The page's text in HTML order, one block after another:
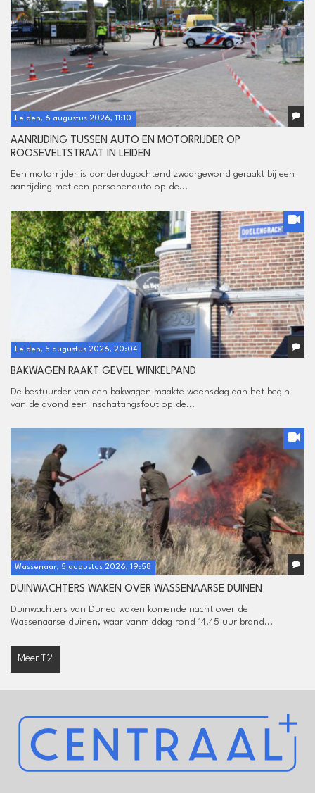
Leiden, 6 augustus 2026, 11:10
AANRIJDING TUSSEN AUTO EN MOTORRIJDER OP
ROOSEVELTSTRAAT IN LEIDEN
Een motorrijder is donderdagochtend zwaargewond geraakt bij een
aanrijding met een personenauto op de...
Leiden, 5 augustus 2026, 20:04
BAKWAGEN RAAKT GEVEL WINKELPAND
De bestuurder van een bakwagen maakte woensdag aan het begin
van de avond een inschattingsfout op de...
Wassenaar, 5 augustus 2026, 19:58
DUINWACHTERS WAKEN OVER WASSENAARSE DUINEN
Duinwachters van Dunea waken komende nacht over de
Wassenaarse duinen, waar vanmiddag rond 14.45 uur brand...
Meer 112